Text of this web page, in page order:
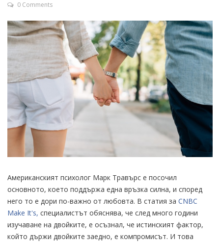
0 Comments
Американският психолог Марк Травърс е посочил
основното, което поддържа една връзка силна, и според
него то е дори по-важно от любовта. В статия за CNBC
Make It's, специалистът обяснява, че след много години
изучаване на двойките, е осъзнал, че истинският фактор,
който държи двойките заедно, е компромисът. И това